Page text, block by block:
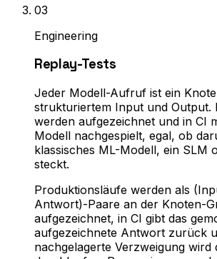
03
Engineering
Replay-Tests
Jeder Modell-Aufruf ist ein
strukturiertem Input und Output.
werden aufgezeichnet und in CI
Modell nachgespielt, egal, ob
klassisches ML-Modell, ein SLM
steckt.
Produktionsläufe werden als
Antwort)-Paare an der Knoten-
aufgezeichnet, in CI gibt das
aufgezeichnete Antwort zurück
nachgelagerte Verzweigung wird